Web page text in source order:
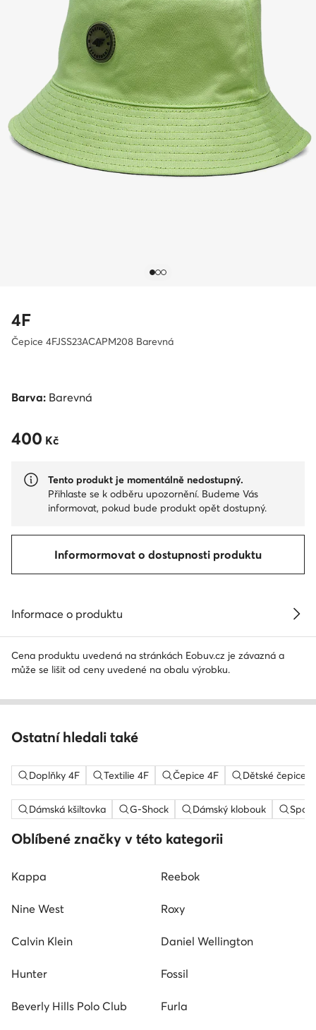
4F
Čepice 4FJSS23ACAPM208 Barevná
Barva: Barevná
400 Kč
400 Kč
Tento produkt je momentálně nedostupný.
Přihlaste se k odběru upozornění. Budeme Vás
informovat, pokud bude produkt opět dostupný.
Informormovat o dostupnosti produktu
Informace o produktu
Cena produktu uvedená na stránkách Eobuv.cz je závazná a
může se lišit od ceny uvedené na obalu výrobku.
Ostatní hledali také
Doplňky 4F Textilie 4F Čepice 4F Dětské čepice
Dámská kšiltovka G-Shock Dámský klobouk
Oblíbené značky v této kategorii
Kappa Reebok
Nine West Roxy
Calvin Klein Daniel Wellington
Hunter Fossil
Beverly Hills Polo Club Furla